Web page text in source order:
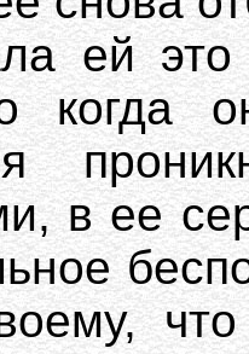
это
когда
в ее
что